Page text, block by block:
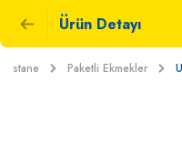
Ürün Detayı
Paketli Ekmekler